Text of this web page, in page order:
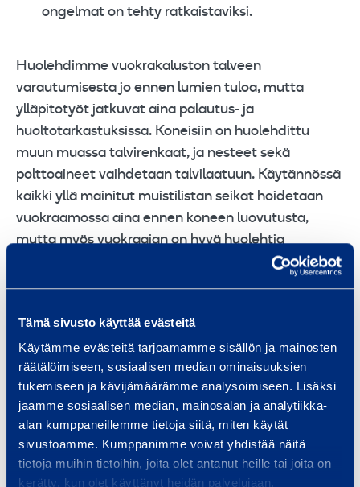
Tämä sivusto käyttää evästeitä
Käytämme evästeitä tarjoamamme sisällön ja mainosten
räätälöimiseen, sosiaalisen median ominaisuuksien
tukemiseen ja kävijämäärämme analysoimiseen. Lisäksi
jaamme sosiaalisen median, mainosalan ja analytiikka-
alan kumppaneillemme tietoja siitä, miten käytät
sivustoamme. Kumppanimme voivat yhdistää näitä
tietoja muihin tietoihin, joita olet antanut heille tai joita on
kerätty, kun olet käyttänyt heidän palvelujaan.
ongelmat on tehty ratkaistaviksi.
Huolehdimme vuokrakaluston talveen
varautumisesta jo ennen lumien tuloa, mutta
ylläpitotyöt jatkuvat aina palautus- ja
huoltotarkastuksissa. Koneisiin on huolehdittu
muun muassa talvirenkaat, ja nesteet sekä
polttoaineet vaihdetaan talvilaatuun. Käytännössä
kaikki yllä mainitut muistilistan seikat hoidetaan
vuokraamossa aina ennen koneen luovutusta,
mutta myös vuokraajan on hyvä huolehtia
kalustosta, jotta työt sujuvat muitta mutkitta.
Oletko muuten huomannut, että Ramirentillä on
esittelyvideoita
YouTubessa ,TikTokissa ,
InstagramissajaFacebookissa? Laita ihmeessä
kanavat seurantaan, sillä niiden sisällöstä on
monessa hetkessä niin iloa kuin hyötyäkin.
Talvi on kaikkineen ihanaa aikaa ja Ramirent on